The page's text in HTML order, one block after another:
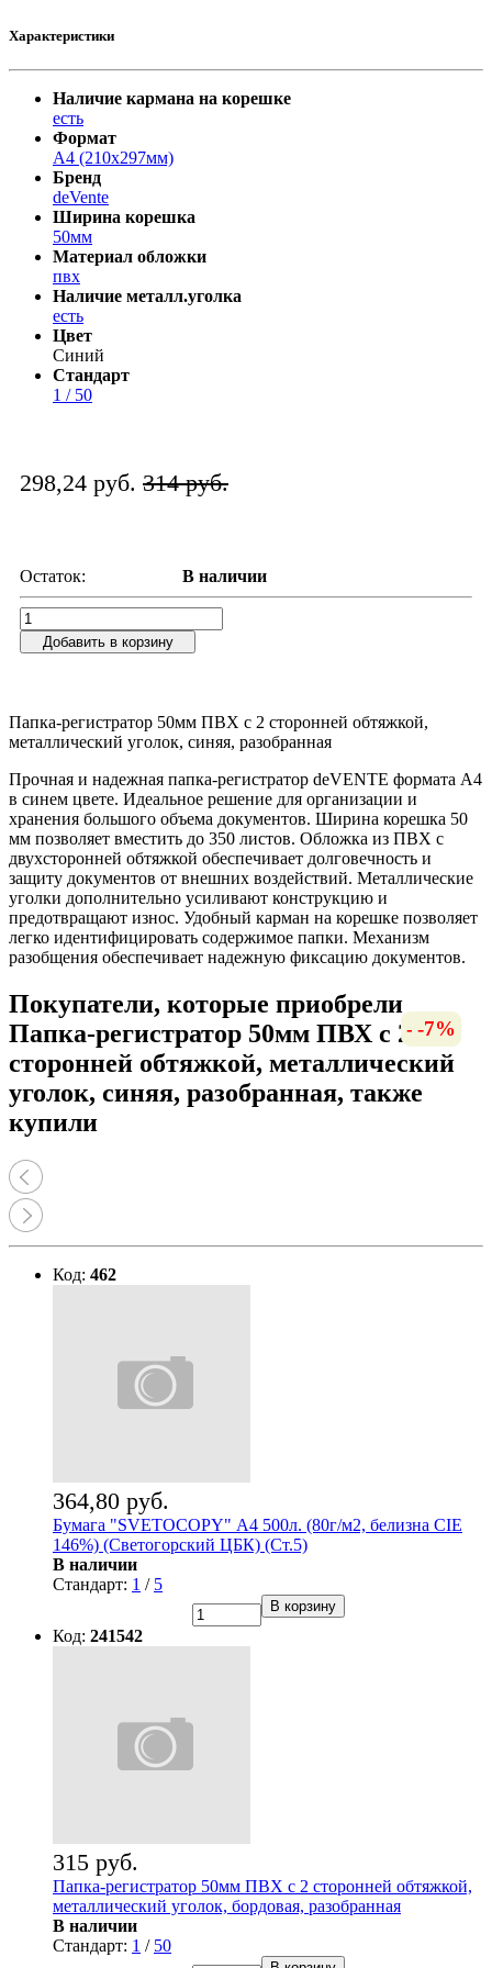
Характеристики
Наличие кармана на корешке
есть
Формат
A4 (210x297мм)
Бренд
deVente
Ширина корешка
50мм
Материал обложки
пвх
Наличие металл.уголка
есть
Цвет
Синий
Стандарт
1 / 50
298,24 руб. 314 руб.
Остаток: В наличии
Добавить в корзину
Папка-регистратор 50мм ПВХ с 2 сторонней обтяжкой,
металлический уголок, синяя, разобранная
Прочная и надежная папка-регистратор deVENTE формата А4
в синем цвете. Идеальное решение для организации и
хранения большого объема документов. Ширина корешка 50
мм позволяет вместить до 350 листов. Обложка из ПВХ с
двухсторонней обтяжкой обеспечивает долговечность и
защиту документов от внешних воздействий. Металлические
уголки дополнительно усиливают конструкцию и
предотвращают износ. Удобный карман на корешке позволяет
легко идентифицировать содержимое папки. Механизм
разобщения обеспечивает надежную фиксацию документов.
Покупатели, которые приобрели
Папка-регистратор 50мм ПВХ с 2
сторонней обтяжкой, металлический
уголок, синяя, разобранная, также
купили
Код: 462
364,80 руб.
Бумага "SVETOCOPY" А4 500л. (80г/м2, белизна CIE
146%) (Светогорский ЦБК) (Ст.5)
В наличии
Стандарт: 1 / 5
В корзину
Код: 241542
315 руб.
Папка-регистратор 50мм ПВХ с 2 сторонней обтяжкой,
металлический уголок, бордовая, разобранная
В наличии
Стандарт: 1 / 50
-10%
-9%
-6%
-7%